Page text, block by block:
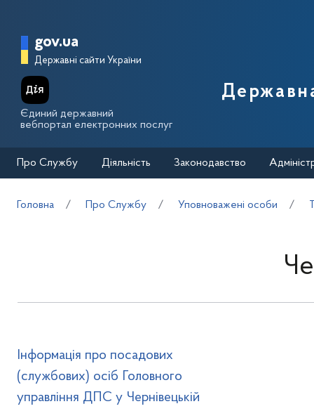
Головна сторінка Державної
gov.ua
Державні сайти України
Єдиний державний
вебпортал електронних послуг
Про Службу Діяльність Законодавство
Головна Про Службу Уповноважені особи
Інформація про посадових
(службових) осіб Головного
управління ДПС у Чернівецькій